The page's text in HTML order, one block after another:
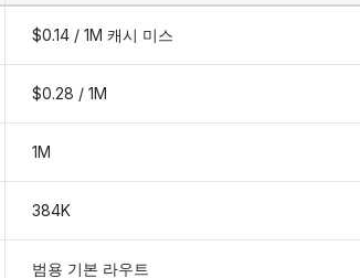
$0.14 / 1M 캐시 미스
$0.28 / 1M
1M
384K
범용 기본 라우트